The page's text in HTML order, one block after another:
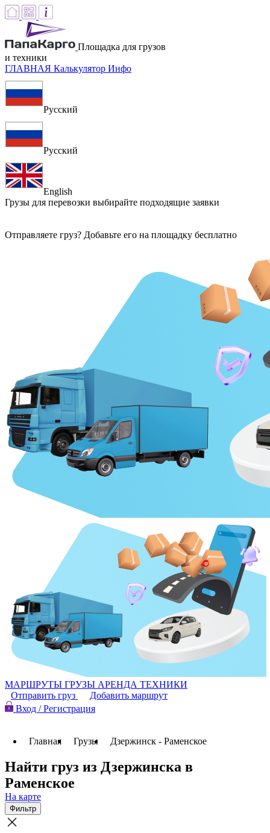
Площадка для грузов
и техники
ГЛАВНАЯ Калькулятор Инфо
Русский
Русский
English
Грузы для перевозки выбирайте подходящие заявки
Отправляете груз? Добавьте его на площадку бесплатно
МАРШРУТЫ ГРУЗЫ АРЕНДА ТЕХНИКИ
Отправить груз
Добавить маршрут
Вход / Регистрация
Главная Грузы Дзержинск - Раменское
Найти груз из Дзержинска в
Раменское
На карте
Фильтр